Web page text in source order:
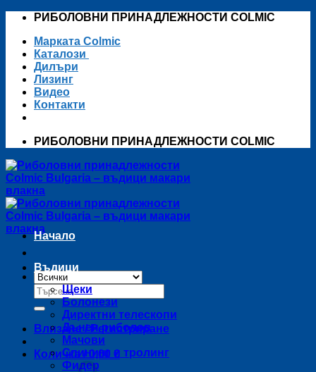
Skip
content
РИБОЛОВНИ ПРИНАДЛЕЖНОСТИ COLMIC
Марката Colmic
Каталози
Дилъри
Лизинг
Видео
Контакти
РИБОЛОВНИ ПРИНАДЛЕЖНОСТИ COLMIC
Търсене
за:
Влизане / Регистриране
Количка /0,00 €
Начало
Въдици
Щеки
Болонези
Директни телескопи
Дънен риболов
Мачови
Спининг и тролинг
Фидер